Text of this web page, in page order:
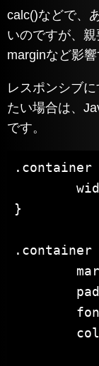
calc()などで、
いのですが、
marginなど影
レスポンシブ
たい場合は、
です。
.container
}
.container